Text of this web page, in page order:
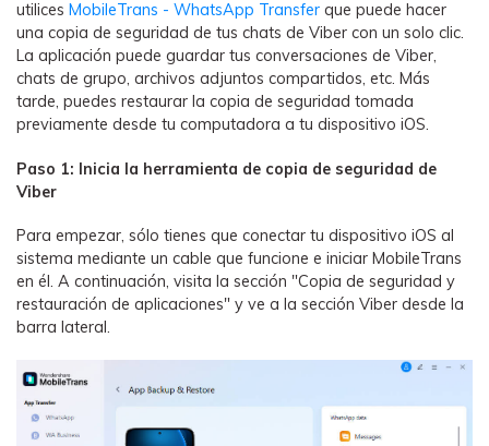
utilices MobileTrans - WhatsApp Transfer que puede hacer
una copia de seguridad de tus chats de Viber con un solo clic.󠀲󠀩󠀠󠀩󠀩󠀨󠀨󠀨󠀳󠀰
La aplicación puede guardar tus conversaciones de Viber,
chats de grupo, archivos adjuntos compartidos, etc.󠀲󠀩󠀠󠀩󠀩󠀨󠀨󠀩󠀳󠀰 Más
tarde, puedes restaurar la copia de seguridad tomada
previamente desde tu computadora a tu dispositivo iOS.󠀲󠀩󠀠󠀩󠀩󠀨󠀩󠀠󠀳
󠀰Paso 1: Inicia la herramienta de copia de seguridad de
Viber󠀲󠀩󠀠󠀩󠀩󠀨󠀩󠀡󠀳
󠀰Para empezar, sólo tienes que conectar tu dispositivo iOS al
sistema mediante un cable que funcione e iniciar MobileTrans
en él.󠀲󠀩󠀠󠀩󠀩󠀨󠀩󠀢󠀳󠀰 A continuación, visita la sección "Copia de seguridad y
restauración de aplicaciones" y ve a la sección Viber desde la
barra lateral.󠀲󠀩󠀠󠀩󠀩󠀨󠀩󠀣󠀳